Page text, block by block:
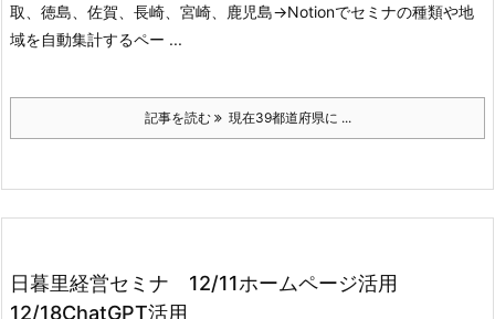
取、徳島、佐賀、長崎、宮崎、鹿児島→Notionでセミナの種類や地
域を自動集計するペー ...
記事を読む 現在39都道府県に ...
日暮里経営セミナ 12/11ホームページ活用
12/18ChatGPT活用